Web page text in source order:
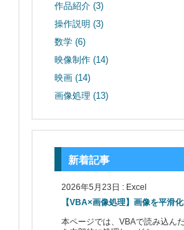
作品紹介 (3)
操作説明 (3)
数学 (6)
映像制作 (14)
映画 (14)
画像処理 (13)
新着記事
2026年5月23日 : Excel
【VBA×画像処理】画像を平滑
本ページでは、VBAで読み込ん